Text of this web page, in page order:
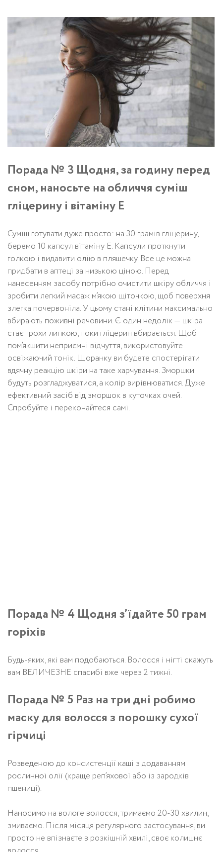
Порада № 3 Щодня, за годину перед
сном, наносьте на обличчя суміш
гліцерину і вітаміну Е
Суміш готувати дуже просто: на 30 грамів гліцерину,
беремо 10 капсул вітаміну Е. Капсули проткнути
голкою і видавити олію в пляшечку. Все це можна
придбати в аптеці за низькою ціною. Перед
нанесенням засобу потрібно очистити шкіру обличчя і
зробити легкий масаж м’якою щіточкою, щоб поверхня
злегка почервоніла. У цьому стані клітини максимально
вбирають поживні речовини. Є один недолік — шкіра
стає трохи липкою, поки гліцерин вбирається. Щоб
пом’якшити неприємні відчуття, використовуйте
освіжаючий тонік. Щоранку ви будете спостерігати
вдячну реакцію шкіри на таке харчування. Зморшки
будуть розгладжуватися, а колір вирівнюватися. Дуже
ефективний засіб від зморшок в куточках очей.
Спробуйте і переконайтеся самі.
Порада № 4 Щодня з’їдайте 50 грам
горіхів
Будь-яких, які вам подобаються. Волосся і нігті скажуть
вам ВЕЛИЧЕЗНЕ спасибі вже через 2 тижні.
Порада № 5 Раз на три дні робимо
маску для волосся з порошку сухої
гірчиці
Розведеною до консистенції каші з додаванням
рослинної олії (краще реп’яхової або із зародків
пшениці).
Наносимо на вологе волосся, тримаємо 20-30 хвилин,
змиваємо. Після місяця регулярного застосування, ви
просто не впізнаєте в розкішній хвилі, своє колишнє